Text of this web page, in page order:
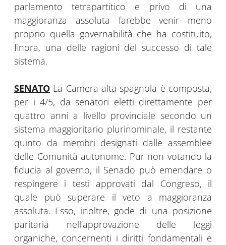
parlamento tetrapartitico e privo di una
maggioranza assoluta farebbe venir meno
proprio quella governabilità che ha costituito,
finora, una delle ragioni del successo di tale
sistema.
SENATO La Camera alta spagnola è composta,
per i 4/5, da senatori eletti direttamente per
quattro anni a livello provinciale secondo un
sistema maggioritario plurinominale, il restante
quinto da membri designati dalle assemblee
delle Comunità autonome. Pur non votando la
fiducia al governo, il Senado può emendare o
respingere i testi approvati dal Congreso, il
quale può superare il veto a maggioranza
assoluta. Esso, inoltre, gode di una posizione
paritaria nell’approvazione delle leggi
organiche, concernenti i diritti fondamentali e